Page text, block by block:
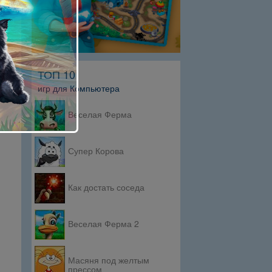
ТОП 10
игр для Компьютера
Веселая Ферма
Супер Корова
Как достать соседа
Веселая Ферма 2
Масяня под желтым
прессом